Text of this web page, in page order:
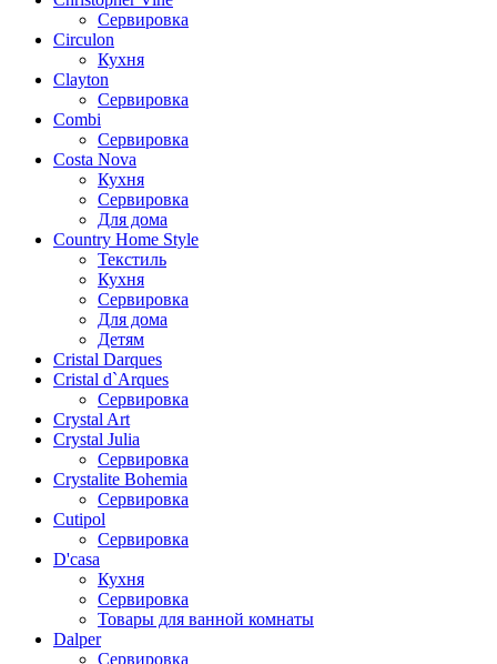
Сервировка
Circulon
Кухня
Clayton
Сервировка
Combi
Сервировка
Costa Nova
Кухня
Сервировка
Для дома
Country Home Style
Текстиль
Кухня
Сервировка
Для дома
Детям
Cristal Darques
Cristal d`Arques
Сервировка
Crystal Art
Crystal Julia
Сервировка
Crystalite Bohemia
Сервировка
Cutipol
Сервировка
D'casa
Кухня
Сервировка
Товары для ванной комнаты
Dalper
Сервировка